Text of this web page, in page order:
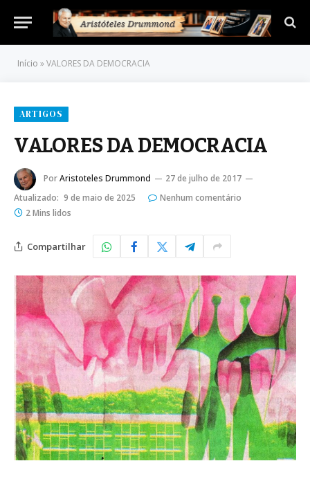
Início »VALORES DA DEMOCRACIA
ARTIGOS
VALORES DA DEMOCRACIA
PorAristoteles Drummond
27 de julho de 2017
Atualizado: 9 de maio de 2025
Nenhum comentário
2 Mins lidos
Compartilhar